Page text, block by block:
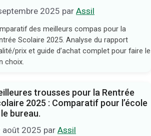
2025 par Assil
des meilleurs compas pour la
Scolaire 2025. Analyse du rapport
prix et guide d’achat complet pour faire le
choix.
trousses pour la Rentrée
2025 : Comparatif pour l’école
bureau.
août 2025 par Assil